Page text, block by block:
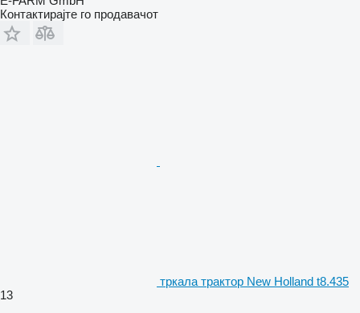
Контактирајте го продавачот
тркала трактор New Holland t8.435
13